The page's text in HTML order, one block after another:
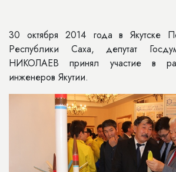
30 октября 2014 года в Якутске
Республики Саха, депутат
НИКОЛАЕВ принял участие в
инженеров Якутии.